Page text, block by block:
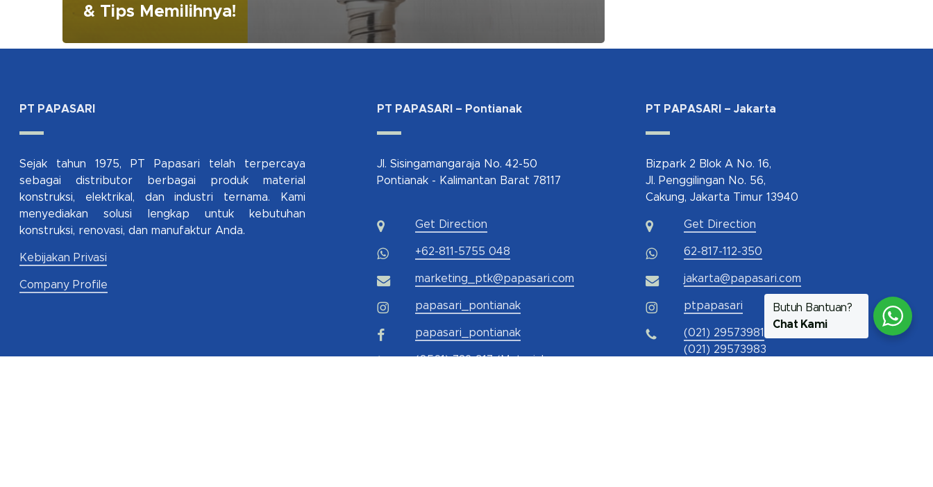
& Tips Memilihnya!
PT PAPASARI
Sejak tahun 1975, PT Papasari telah terpercaya
sebagai distributor berbagai produk material
konstruksi, elektrikal, dan industri ternama. Kami
menyediakan solusi lengkap untuk kebutuhan
konstruksi, renovasi, dan manufaktur Anda.
Kebijakan Privasi
Company Profile
PT PAPASARI – Pontianak
Jl. Sisingamangaraja No. 42-50
Pontianak - Kalimantan Barat 78117
Get Direction
+62-811-5755 048
marketing_ptk@papasari.com
papasari_pontianak
papasari_pontianak
(0561) 732-917 (Material
PT PAPASARI – Jakarta
Bizpark 2 Blok A No. 16,
Jl. Penggilingan No. 56,
Cakung, Jakarta Timur 13940
Get Direction
62-817-112-350
jakarta@papasari.com
ptpapasari
(021) 29573981
(021) 29573983
Butuh Bantuan?
Chat Kami